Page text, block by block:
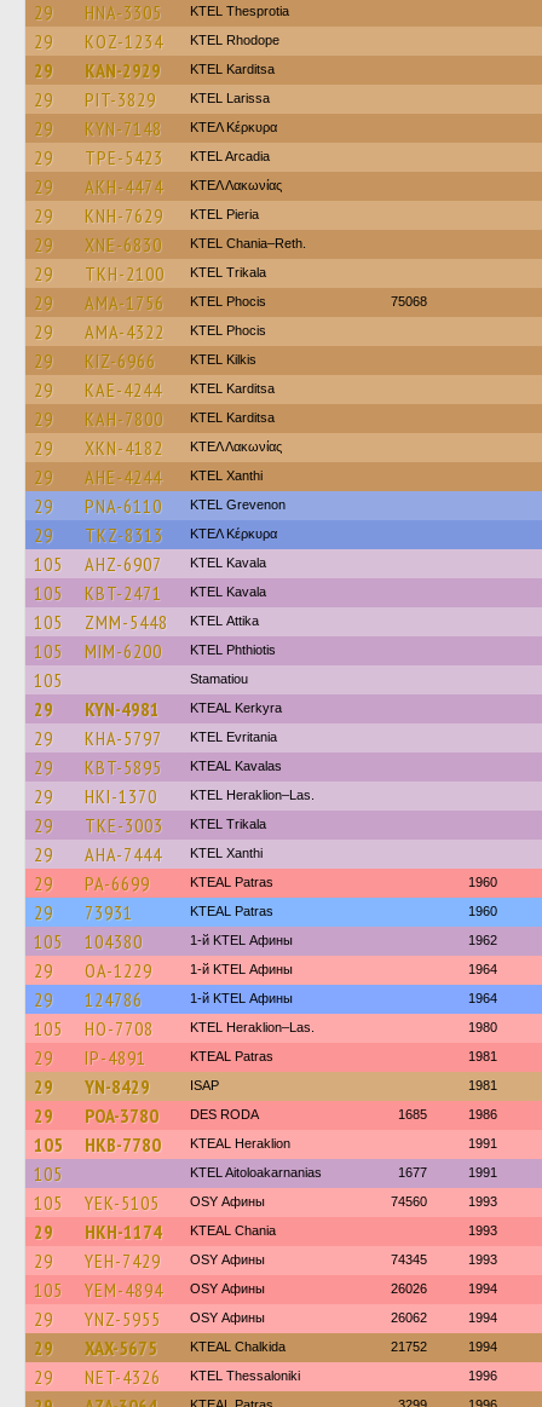
29 HNA-3305 KTEL Thesprotia
29 KOZ-1234 KTEL Rhodope
29 KAN-2929 ΚΤΕL Karditsa
29 PIT-3829 KTEL Larissa
29 KYN-7148 ΚΤΕΛ Κέρκυρα
29 TPE-5423 KTEL Arcadia
29 AKH-4474 ΚΤΕΛ Λακωνίας
29 KNH-7629 KTEL Pieria
29 XNE-6830 KTEL Chania–Reth.
29 TKH-2100 ΚΤΕL Τrikala
29 AMA-1756 ΚΤΕL Phocis 75068
29 AMA-4322 ΚΤΕL Phocis
29 KIZ-6966 KTEL Kilkis
29 KAE-4244 ΚΤΕL Karditsa
29 KAH-7800 ΚΤΕL Karditsa
29 XKN-4182 ΚΤΕΛ Λακωνίας
29 AHE-4244 KTEL Xanthi
29 PNA-6110 ΚΤΕL Grevenon
29 TKZ-8313 ΚΤΕΛ Κέρκυρα
105 AHZ-6907 KTEL Kavala
105 KBT-2471 KTEL Kavala
105 ZMM-5448 KΤΕL Αttika
105 MIM-6200 ΚΤΕL Phthiotis
105 Stamatiou
29 KYN-4981 KTEAL Kerkyra
29 KHA-5797 ΚΤΕL Evritania
29 KBT-5895 KTEAL Kavalas
29 HKI-1370 KTEL Heraklion–Las.
29 TKE-3003 ΚΤΕL Τrikala
29 AHA-7444 KTEL Xanthi
29 PA-6699 KTEAL Patras 1960
29 73931 KTEAL Patras 1960
105 104380 1-й KTEL Афины 1962
29 OA-1229 1-й KTEL Афины 1964
29 124786 1-й KTEL Афины 1964
105 HO-7708 KTEL Heraklion–Las. 1980
29 IP-4891 KTEAL Patras 1981
29 YN-8429 ISAP 1981
29 POA-3780 DES RODA 1685 1986
105 HKB-7780 KTEAL Heraklion 1991
105 KTEL Aitoloakarnanias 1677 1991
105 YEK-5105 OSY Афины 74560 1993
29 HKH-1174 KTEAL Chania 1993
29 YEH-7429 OSY Афины 74345 1993
105 YEM-4894 OSY Афины 26026 1994
29 YNZ-5955 OSY Афины 26062 1994
29 XAX-5675 KTEAL Chalkida 21752 1994
29 NET-4326 KTEL Thessaloniki 1996